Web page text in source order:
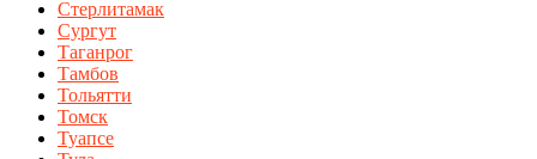
Стерлитамак
Сургут
Таганрог
Тамбов
Тольятти
Томск
Туапсе